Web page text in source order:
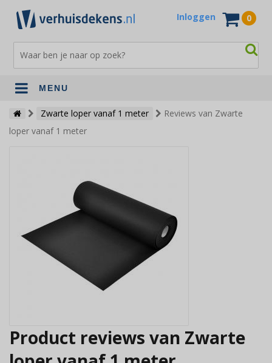
Inloggen 0
MENU
Verhuisdekens
Opslagdekens
Andere verhuismaterialen
Zwarte loper vanaf 1 meter
Reviews van Zwarte
loper vanaf 1 meter
Product reviews van Zwarte